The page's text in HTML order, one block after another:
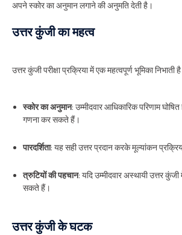
अपने स्कोर का अनुमान लगाने की अनुमति देती है।
उत्तर कुंजी का महत्व
उत्तर कुंजी परीक्षा प्रक्रिया में एक महत्वपूर्ण भूमिका
स्कोर का अनुमान: उम्मीदवार आधिकारिक परिणाम
गणना कर सकते हैं।
पारदर्शिता: यह सही उत्तर प्रदान करके मूल्यांकन
त्रुटियों की पहचान: यदि उम्मीदवार अस्थायी उत्तर
सकते हैं।
उत्तर कुंजी के घटक